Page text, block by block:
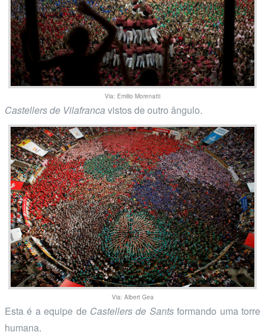
Via: Emilio Morenatti
Castellers de Vilafranca vistos de outro ângulo.
Via: Albert Gea
Esta é a equipe de Castellers de Santsformando uma torre
humana.